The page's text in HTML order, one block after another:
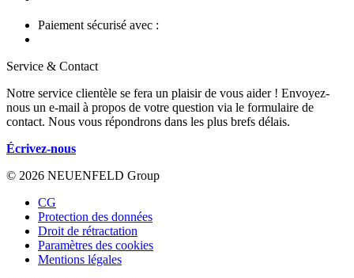
Paiement sécurisé avec :
Service & Contact
Notre service clientèle se fera un plaisir de vous aider ! Envoyez-
nous un e-mail à propos de votre question via le formulaire de
contact. Nous vous répondrons dans les plus brefs délais.
Écrivez-nous
© 2026 NEUENFELD Group
CG
Protection des données
Droit de rétractation
Paramètres des cookies
Mentions légales